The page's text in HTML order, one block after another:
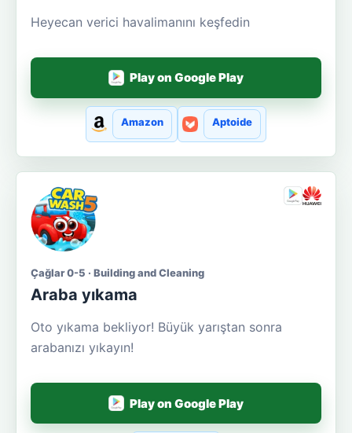
Heyecan verici havalimanını keşfedin
Play on Google Play
Amazon Aptoide
Çağlar 0-5 · Building and Cleaning
Araba yıkama
Oto yıkama bekliyor! Büyük yarıştan sonra
arabanızı yıkayın!
Play on Google Play